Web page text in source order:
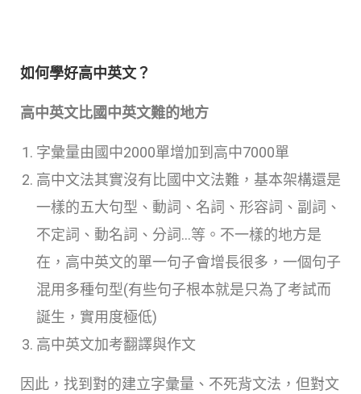
如何學好高中英文？
高中英文比國中英文難的地方
字彙量由國中2000單增加到高中7000單
高中文法其實沒有比國中文法難，基本架構還是
一樣的五大句型、動詞、名詞、形容詞、副詞、
不定詞、動名詞、分詞…等。不一樣的地方是
在，高中英文的單一句子會增長很多，一個句子
混用多種句型(有些句子根本就是只為了考試而
誕生，實用度極低)
高中英文加考翻譯與作文
因此，找到對的建立字彙量、不死背文法，但對文